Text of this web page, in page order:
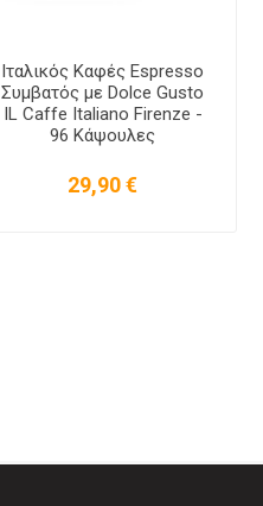
Ιταλικός Καφές Espresso
Συμβατός με Dolce Gusto
IL Caffe Italiano Firenze -
96 Κάψουλες
29,90 €